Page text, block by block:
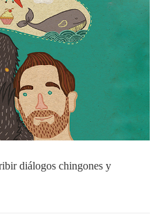
diálogos chingones y